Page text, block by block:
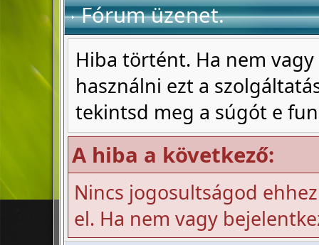
Fórum üzenet.
Hiba történt. Ha nem
használni ezt a
tekintsd meg a súgót e
A hiba a következő:
Nincs jogosultságod
el. Ha nem vagy